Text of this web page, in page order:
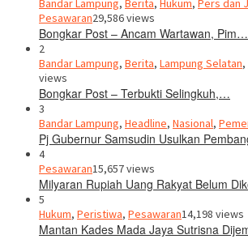
Bandar Lampung, Berita, Hukum, Pers dan
Pesawaran29,586 views
Bongkar Post – Ancam Wartawan, Pim…
2
Bandar Lampung, Berita, Lampung Selatan,
views
Bongkar Post – Terbukti Selingkuh,…
3
Bandar Lampung, Headline, Nasional,
Pj Gubernur Samsudin Usulkan
4
Pesawaran15,657 views
Milyaran Rupiah Uang Rakyat Belum
5
Hukum, Peristiwa, Pesawaran14,198 views
Mantan Kades Mada Jaya Sutrisna